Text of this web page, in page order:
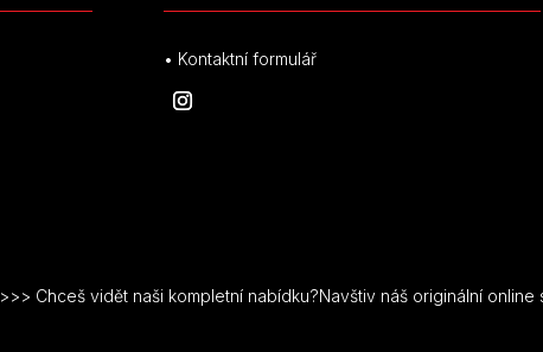
• Kontaktní formulář
>>> Chceš vidět naši kompletní nabídku?Navštiv náš originální online